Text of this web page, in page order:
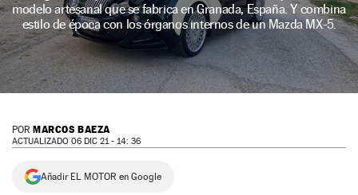
NEWSLETTER
SÍGUENOS
modelo artesanal que se fabrica en Granada, España. Y combina
estilo de época con los órganos internos de un Mazda MX-5.
POR MARCOS BAEZA
ACTUALIZADO 06 DIC 21 - 14: 36
Añadir EL MOTOR en Google